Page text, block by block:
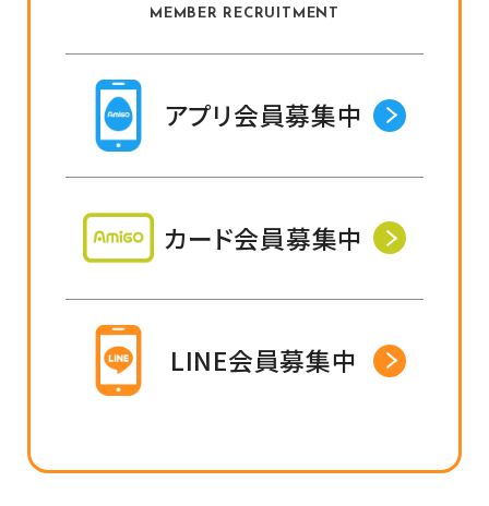
MEMBER RECRUITMENT
アプリ会員募集中
カード会員募集中
LINE会員募集中